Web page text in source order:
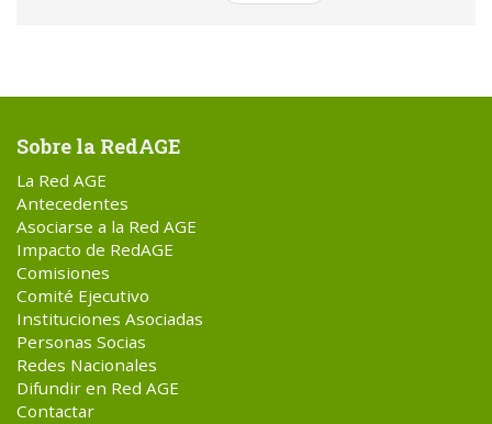
Sobre la RedAGE
La Red AGE
Antecedentes
Asociarse a la Red AGE
Impacto de RedAGE
Comisiones
Comité Ejecutivo
Instituciones Asociadas
Personas Socias
Redes Nacionales
Difundir en Red AGE
Contactar